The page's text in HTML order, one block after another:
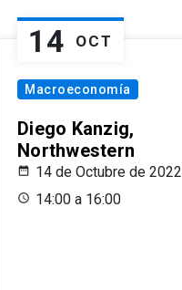
14 OCT
Macroeconomía
Diego Kanzig,
Northwestern
14 de Octubre de 2022
14:00 a 16:00